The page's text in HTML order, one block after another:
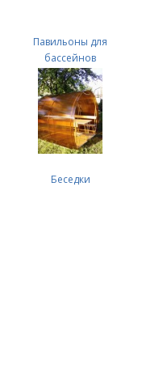
Павильоны для
бассейнов
Беседки